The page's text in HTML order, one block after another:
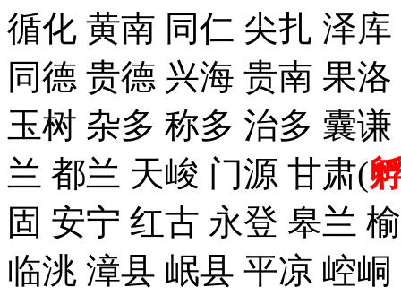
循化 黄南 同仁 尖扎 泽
同德 贵德 兴海 贵南 果
玉树 杂多 称多 治多 囊
兰 都兰 天峻 门源 甘肃(
固 安宁 红古 永登 皋兰
临洮 漳县 岷县 平凉 崆